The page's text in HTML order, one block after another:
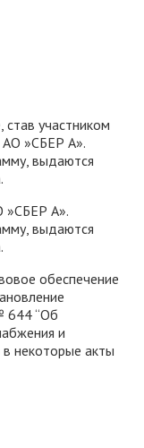
участником
АО »СБЕР А».
выдаются
»СБЕР А».
выдаются
обеспечение
644 “Об
и
некоторые акты